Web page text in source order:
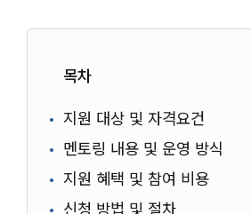
목차
지원 대상 및 자격요건
멘토링 내용 및 운영 방식
지원 혜택 및 참여 비용
신청 방법 및 절차